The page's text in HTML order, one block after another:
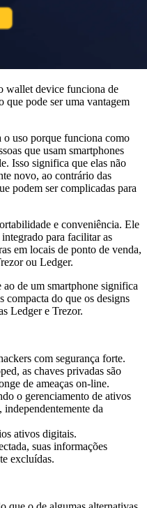
wallet device funciona de
que pode ser uma vantagem
uso porque funciona como
que usam smartphones
Isso significa que elas não
novo, ao contrário das
podem ser complicadas para
e conveniência. Ele
para facilitar as
em locais de ponto de venda,
ou Ledger.
ao de um smartphone significa
compacta do que os designs
Ledger e Trezor.
com segurança forte.
as chaves privadas são
de ameaças on-line.
o gerenciamento de ativos
da
ativos digitais.
suas informações
excluídas.